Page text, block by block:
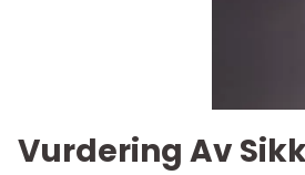
Vurdering Av